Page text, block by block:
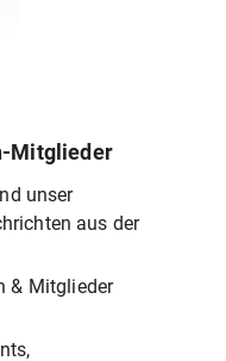
Mitglieder
unser
aus der
& Mitglieder